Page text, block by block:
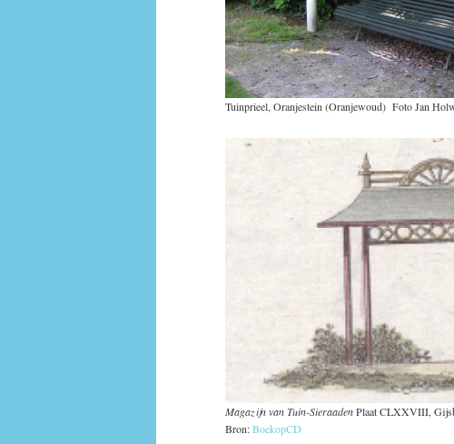
Tuinprieel, Oranjestein (Oranjewoud) Foto Jan
Magazijn van Tuin-SieraadenPlaat CLXXVIII,
Bron:BoekopCD